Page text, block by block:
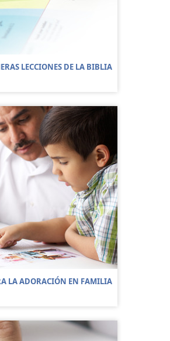
LECCIONES DE LA BIBLIA
LA ADORACIÓN EN FAMILIA